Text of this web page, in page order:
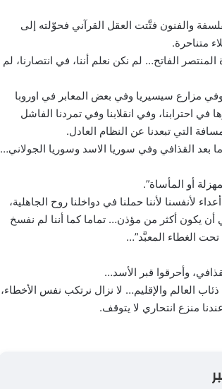
والفنون فتَّتت العقل القرآني فحوّلته إلى
متناحرة.
الفاتح… لم نكن نعلم أننا، في انتصارنا، لم
وفي مزارع سيسيريا وفي بعض المعابر في اوروبا
احترابنا، وفي انقلابنا وفي تمردنا الفاشل
التي تبعدنا عن النظام العادل.
القذافي وفي سوريا الاسد وسوريا الجولاني…
أو المأساة”.
لأنفسنا لأننا حملنا في دواخلنا روح الجاهلية،
يكون أكثر من مؤذن… تماما كما أننا لم نفسخ
الغطاء المعبَّد”…
وأحرقوا قبر الأسد…
العالم والإقليم… لا نزال نرتكب نفس الأخطاء،
منزع انتحاري لا يتوقف.